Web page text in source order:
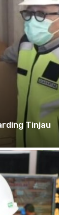
Tinjau